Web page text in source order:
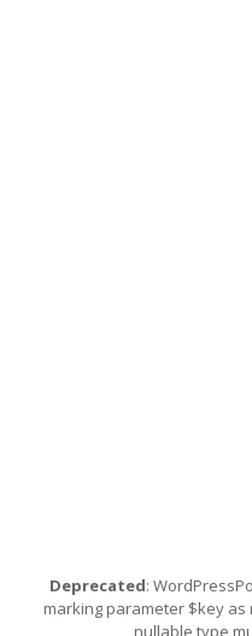
Deprecated:
marking parameter $key
nullable type